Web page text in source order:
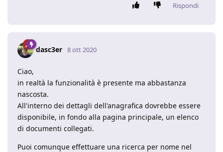
Rispondi
dasc3er 8 ott 2020
Ciao,
in realtà la funzionalità è presente ma abbastanza
nascosta.
All'interno dei dettagli dell'anagrafica dovrebbe essere
disponibile, in fondo alla pagina principale, un elenco
di documenti collegati.
Puoi comunque effettuare una ricerca per nome nel